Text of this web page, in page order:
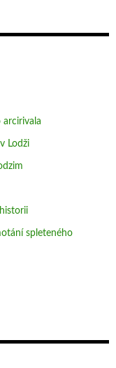
arcirivala
Lodži
spleteného